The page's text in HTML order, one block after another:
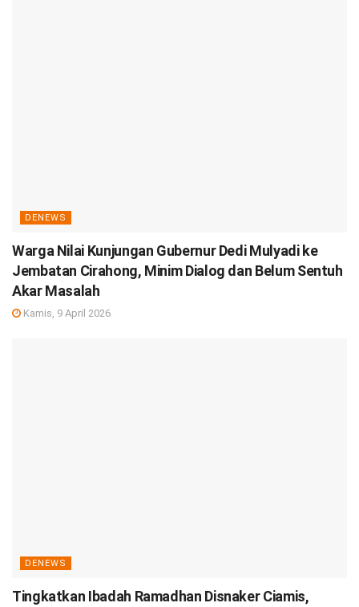
DENEWS
Warga Nilai Kunjungan Gubernur Dedi Mulyadi ke
Jembatan Cirahong, Minim Dialog dan Belum Sentuh
Akar Masalah
Kamis, 9 April 2026
DENEWS
Tingkatkan Ibadah Ramadhan Disnaker Ciamis,